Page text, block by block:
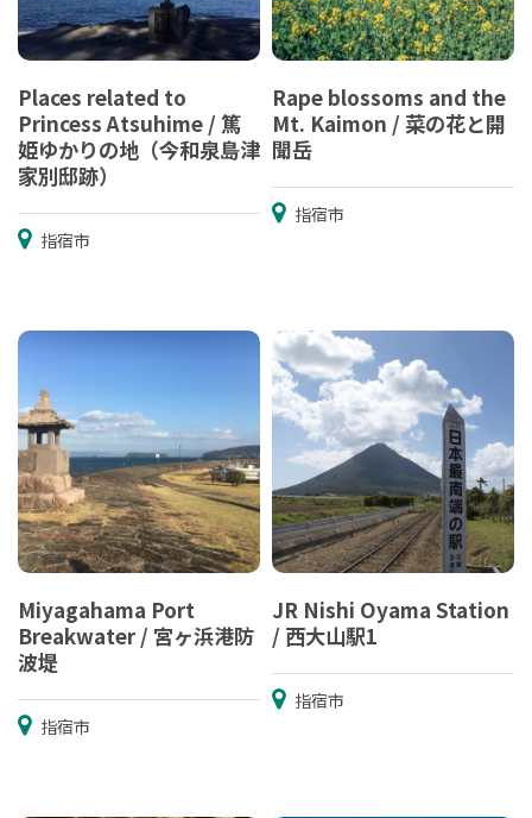
Places related to
Princess Atsuhime / 篤
姫ゆかりの地（今和泉島津
家別邸跡）
指宿市
Rape blossoms and the
Mt. Kaimon / 菜の花と開
聞岳
指宿市
Miyagahama Port
Breakwater / 宮ヶ浜港防
波堤
指宿市
JR Nishi Oyama Station
/ 西大山駅1
指宿市